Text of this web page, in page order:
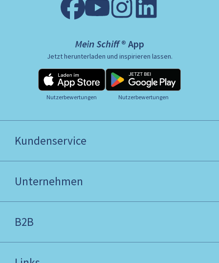
Mein Schiff ® App
Jetzt herunterladen und inspirieren lassen.
Nutzerbewertungen Nutzerbewertungen
Kundenservice
Unternehmen
B2B